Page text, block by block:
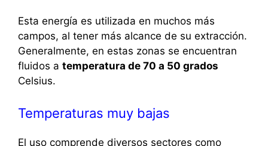
Esta energía es utilizada en muchos más
campos, al tener más alcance de su extracción.
Generalmente, en estas zonas se encuentran
fluidos a temperatura de 70 a 50 grados
Celsius.
Temperaturas muy bajas
El uso comprende diversos sectores como